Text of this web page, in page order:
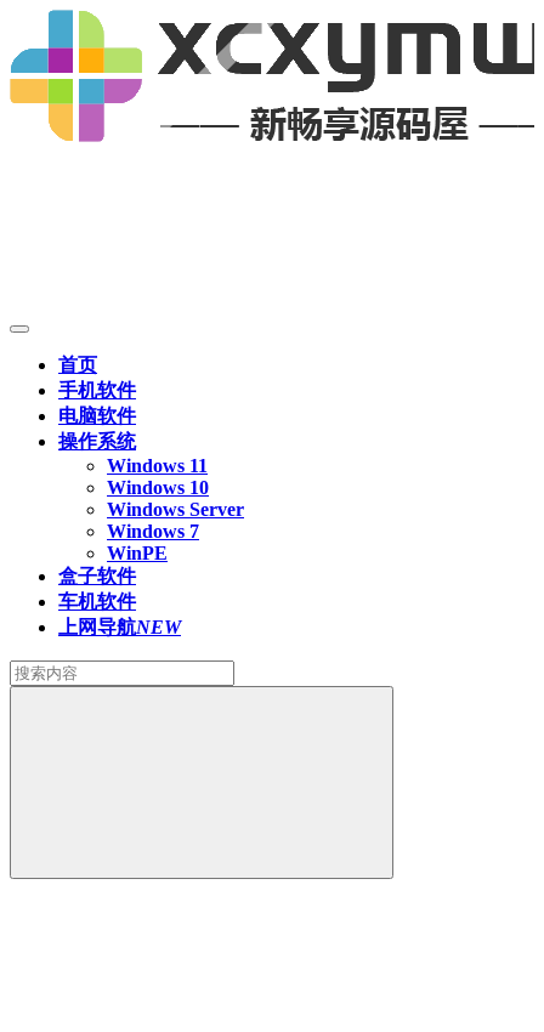
首页
手机软件
电脑软件
操作系统
Windows 11
Windows 10
Windows Server
Windows 7
WinPE
盒子软件
车机软件
上网导航NEW